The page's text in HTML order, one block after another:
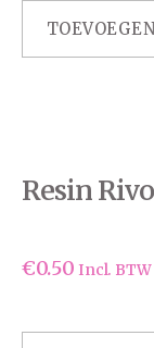
Resin
€0.50 Incl. BTW